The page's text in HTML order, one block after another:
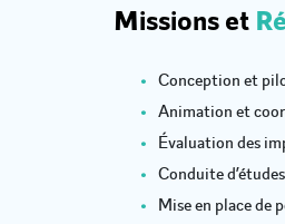
Missions et
Conception et
Animation et
Évaluation des
Conduite
Mise en place de